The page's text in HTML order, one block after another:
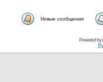
Новые сообщения
Powered by